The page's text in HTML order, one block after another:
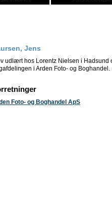
Jens
udlært hos Lorentz Nielsen i Hadsund
i Arden Foto- og Boghandel.
Foto- og Boghandel ApS